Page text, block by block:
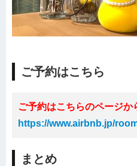
ご予約はこちら
ご予約はこちらのページか
https://www.airbnb.jp/
まとめ